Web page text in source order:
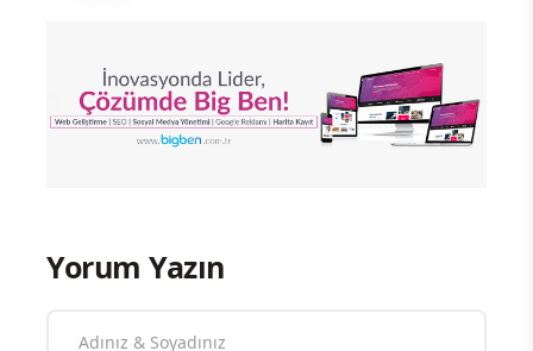
Yorum Yazın